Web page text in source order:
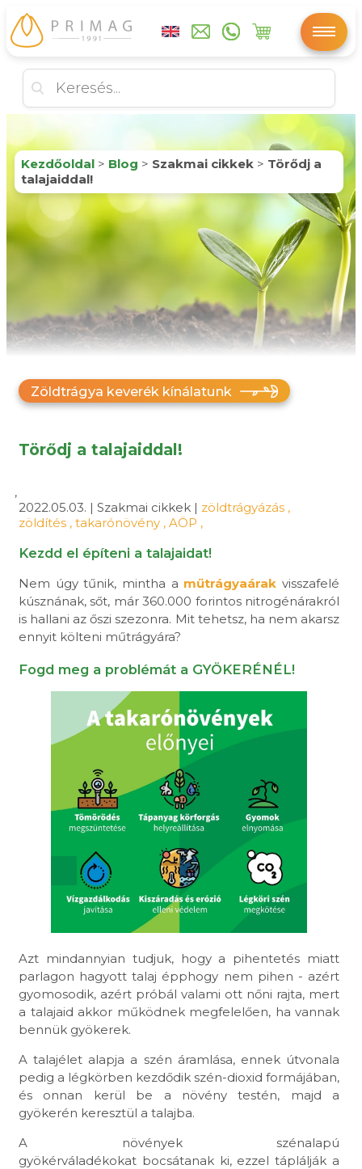
Kezdőoldal > Blog > Szakmai cikkek > Törődj a
talajaiddal!
Zöldtrágya keverék kínálatunk
Törődj a talajaiddal!
,
2022.05.03. | Szakmai cikkek | zöldtrágyázás ,
zöldítés , takarónövény , AÖP ,
Kezdd el építeni a talajaidat!
Nem úgy tűnik, mintha a műtrágyaárak visszafelé
kúsznának, sőt, már 360.000 forintos nitrogénárakról
is hallani az őszi szezonra. Mit tehetsz, ha nem akarsz
ennyit költeni műtrágyára?
Fogd meg a problémát a GYÖKERÉNÉL!
Azt mindannyian tudjuk, hogy a pihentetés miatt
parlagon hagyott talaj épphogy nem pihen - azért
gyomosodik, azért próbál valami ott nőni rajta, mert
a talajaid akkor működnek megfelelően, ha vannak
bennük gyökerek.
A talajélet alapja a szén áramlása, ennek útvonala
pedig a légkörben kezdődik szén-dioxid formájában,
és onnan kerül be a növény testén, majd a
gyökerén keresztül a talajba.
A növények szénalapú
gyökérváladékokat bocsátanak ki, ezzel táplálják a